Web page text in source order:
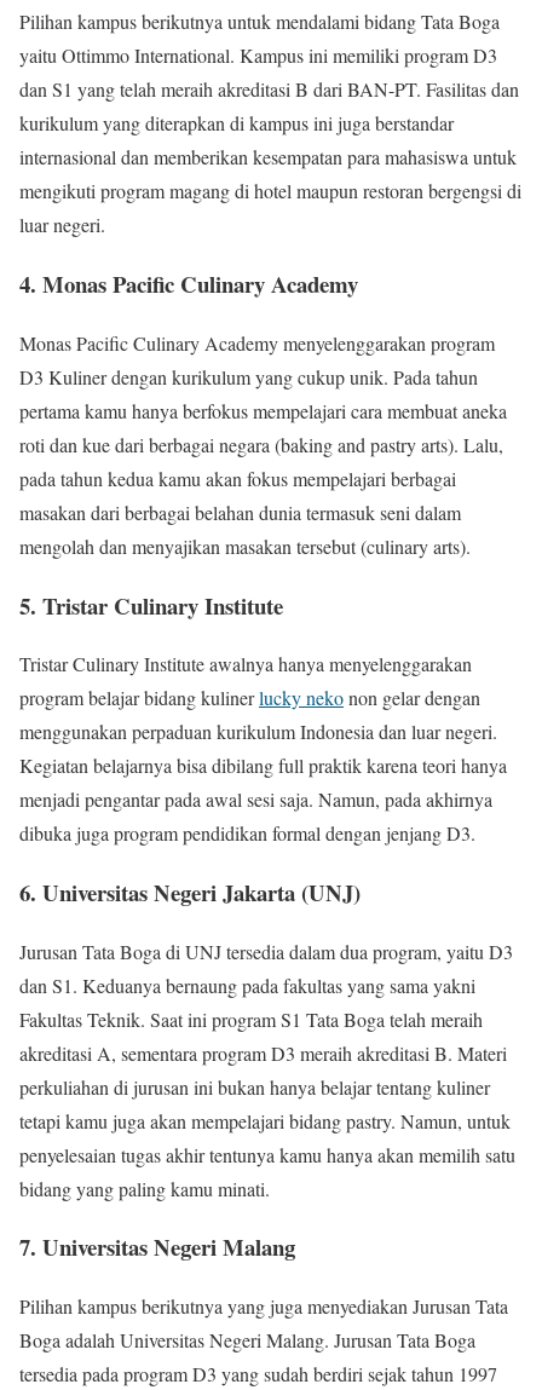
Pilihan kampus berikutnya untuk mendalami bidang Tata Boga
yaitu Ottimmo International. Kampus ini memiliki program D3
dan S1 yang telah meraih akreditasi B dari BAN-PT. Fasilitas dan
kurikulum yang diterapkan di kampus ini juga berstandar
internasional dan memberikan kesempatan para mahasiswa untuk
mengikuti program magang di hotel maupun restoran bergengsi di
luar negeri.
4. Monas Pacific Culinary Academy
Monas Pacific Culinary Academy menyelenggarakan program
D3 Kuliner dengan kurikulum yang cukup unik. Pada tahun
pertama kamu hanya berfokus mempelajari cara membuat aneka
roti dan kue dari berbagai negara (baking and pastry arts). Lalu,
pada tahun kedua kamu akan fokus mempelajari berbagai
masakan dari berbagai belahan dunia termasuk seni dalam
mengolah dan menyajikan masakan tersebut (culinary arts).
5. Tristar Culinary Institute
Tristar Culinary Institute awalnya hanya menyelenggarakan
program belajar bidang kulinerlucky nekonon gelar dengan
menggunakan perpaduan kurikulum Indonesia dan luar negeri.
Kegiatan belajarnya bisa dibilang full praktik karena teori hanya
menjadi pengantar pada awal sesi saja. Namun, pada akhirnya
dibuka juga program pendidikan formal dengan jenjang D3.
6. Universitas Negeri Jakarta (UNJ)
Jurusan Tata Boga di UNJ tersedia dalam dua program, yaitu D3
dan S1. Keduanya bernaung pada fakultas yang sama yakni
Fakultas Teknik. Saat ini program S1 Tata Boga telah meraih
akreditasi A, sementara program D3 meraih akreditasi B. Materi
perkuliahan di jurusan ini bukan hanya belajar tentang kuliner
tetapi kamu juga akan mempelajari bidang pastry. Namun, untuk
penyelesaian tugas akhir tentunya kamu hanya akan memilih satu
bidang yang paling kamu minati.
7. Universitas Negeri Malang
Pilihan kampus berikutnya yang juga menyediakan Jurusan Tata
Boga adalah Universitas Negeri Malang. Jurusan Tata Boga
tersedia pada program D3 yang sudah berdiri sejak tahun 1997